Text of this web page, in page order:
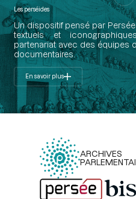
Les perséides
Un dispositif pensé par
textuels et
partenariat avec des équipes
documentaires.
En savoir plus
ARCHIVES